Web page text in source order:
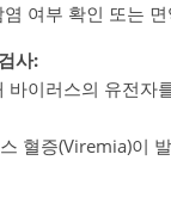
염 여부 확인 또는
사:
바이러스의 유전자
혈증(Viremia)이